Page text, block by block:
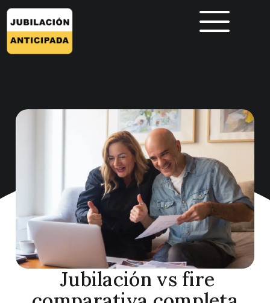
Jubilación vs fire